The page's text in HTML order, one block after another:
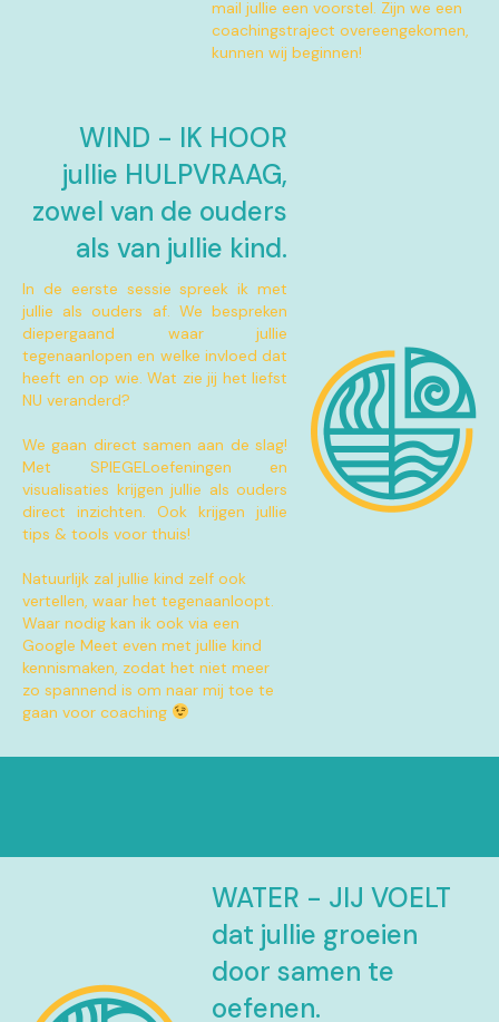
mail jullie een voorstel. Zijn we een
coachingstraject overeengekomen,
kunnen wij beginnen!
WIND - IK HOOR
jullie HULPVRAAG,
zowel van de ouders
als van jullie kind.
In de eerste sessie spreek ik met
jullie als ouders af. We bespreken
diepergaand waar jullie
tegenaanlopen en welke invloed dat
heeft en op wie. Wat zie jij het liefst
NU veranderd?
We gaan direct samen aan de slag!
Met SPIEGELoefeningen en
visualisaties krijgen jullie als ouders
direct inzichten. Ook krijgen jullie
tips & tools voor thuis!
Natuurlijk zal jullie kind zelf ook
vertellen, waar het tegenaanloopt.
Waar nodig kan ik ook via een
Google Meet even met jullie kind
kennismaken, zodat het niet meer
zo spannend is om naar mij toe te
gaan voor coaching
WATER - JIJ VOELT
dat jullie groeien
door samen te
oefenen.